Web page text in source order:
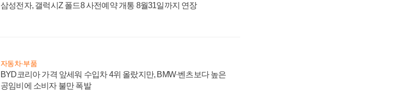
삼성전자, 갤럭시Z 폴드8 사전예약 개통 8월31일까지 연장
자동차·부품
BYD코리아 가격 앞세워 수입차 4위 올랐지만, BMW·벤츠보다 높은
공임비에 소비자 불만 폭발